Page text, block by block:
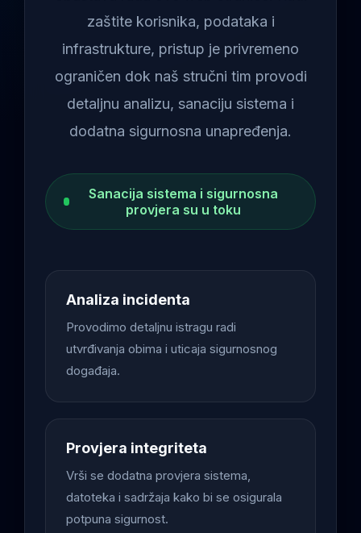
zaštite korisnika, podataka i
infrastrukture, pristup je privremeno
ograničen dok naš stručni tim provodi
detaljnu analizu, sanaciju sistema i
dodatna sigurnosna unapređenja.
Sanacija sistema i sigurnosna
provjera su u toku
Analiza incidenta
Provodimo detaljnu istragu radi
utvrđivanja obima i uticaja sigurnosnog
događaja.
Provjera integriteta
Vrši se dodatna provjera sistema,
datoteka i sadržaja kako bi se osigurala
potpuna sigurnost.